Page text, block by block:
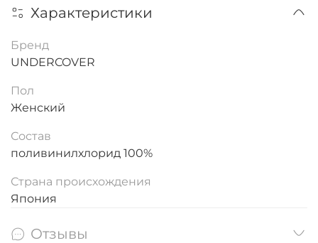
Характеристики
Бренд
UNDERCOVER
Пол
Женский
Состав
поливинилхлорид 100%
Страна происхождения
Япония
Отзывы